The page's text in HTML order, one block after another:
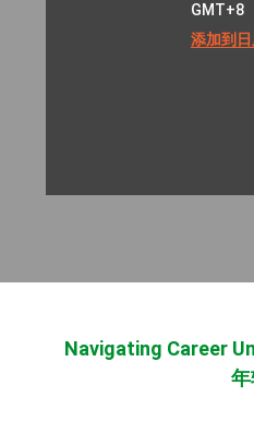
GMT+8
添加到
Navigating Career